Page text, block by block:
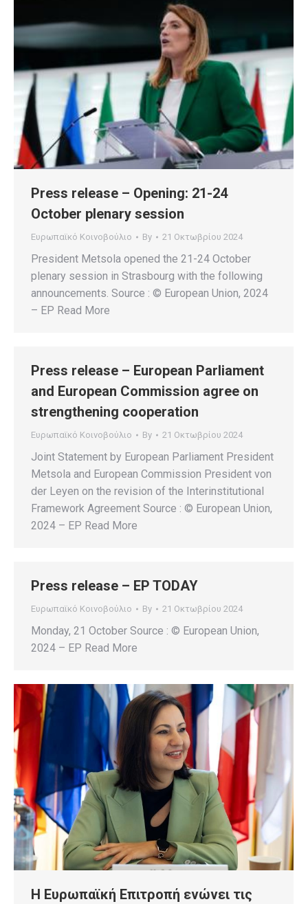
Press release – Opening: 21-24
October plenary session
Ευρωπαϊκό Κοινοβούλιο By 21 Οκτωβρίου 2024
President Metsola opened the 21-24 October
plenary session in Strasbourg with the following
announcements. Source : © European Union, 2024
– EP Read More
Press release – European Parliament
and European Commission agree on
strengthening cooperation
Ευρωπαϊκό Κοινοβούλιο By 21 Οκτωβρίου 2024
Joint Statement by European Parliament President
Metsola and European Commission President von
der Leyen on the revision of the Interinstitutional
Framework Agreement Source : © European Union,
2024 – EP Read More
Press release – EP TODAY
Ευρωπαϊκό Κοινοβούλιο By 21 Οκτωβρίου 2024
Monday, 21 October Source : © European Union,
2024 – EP Read More
Η Ευρωπαϊκή Επιτροπή ενώνει τις